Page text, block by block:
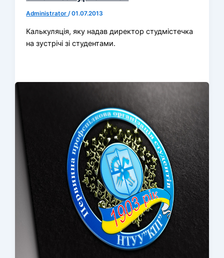
Administrator/01.07.2013
Калькуляція, яку надав директор студмістечка
на зустрічі зі студентами.